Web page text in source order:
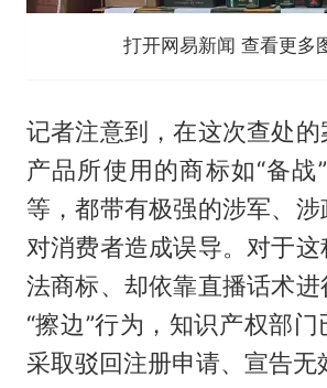
打开网易新闻 查看更多
记者注意到，在这次查处
产品所使用的商标如“备战
等，都带有极强的涉军、
对消费者造成误导。对于
法商标、却依靠直播话术进
“擦边”行为，知识产权部
采取驳回注册申请、宣告无